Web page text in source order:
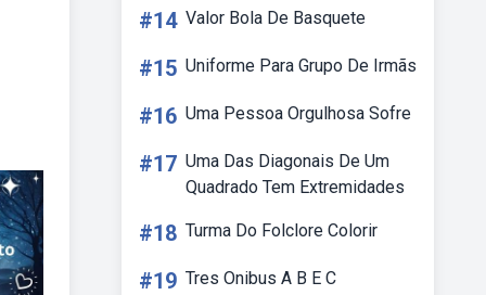
#14 Valor Bola De Basquete
#15 Uniforme Para Grupo De Irmãs
#16 Uma Pessoa Orgulhosa Sofre
#17 Uma Das Diagonais De Um
Quadrado Tem Extremidades
#18 Turma Do Folclore Colorir
#19 Tres Onibus A B E C